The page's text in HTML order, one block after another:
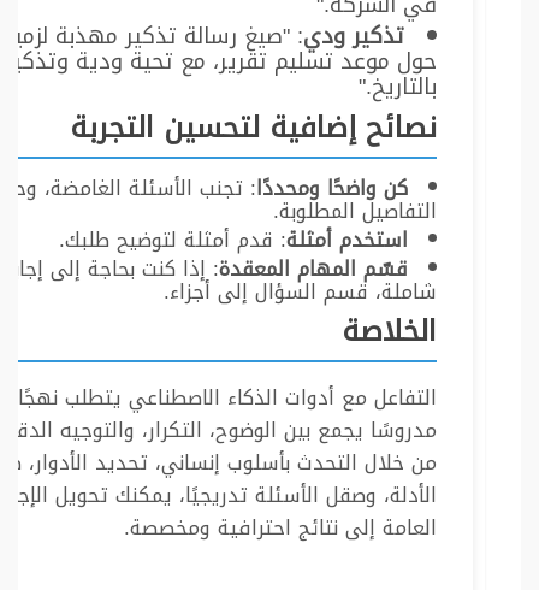
تذكير ودي: "صيغ رسالة تذكير مهذبة
حول موعد تسليم تقرير، مع تحية ودية وتذكير
بالتاريخ."
نصائح إضافية لتحسين التجربة
كن واضحًا ومحددًا: تجنب الأسئلة الغامضة،
التفاصيل المطلوبة.
استخدم أمثلة: قدم أمثلة لتوضيح طلبك.
قسّم المهام المعقدة: إذا كنت بحاجة إلى إجابة
شاملة، قسم السؤال إلى أجزاء.
الخلاصة
التفاعل مع أدوات الذكاء الاصطناعي يتطلب نهجًا
مدروسًا يجمع بين الوضوح، التكرار، والتوجيه
من خلال التحدث بأسلوب إنساني، تحديد الأدوار،
الأدلة، وصقل الأسئلة تدريجيًا، يمكنك تحويل
العامة إلى نتائج احترافية ومخصصة.